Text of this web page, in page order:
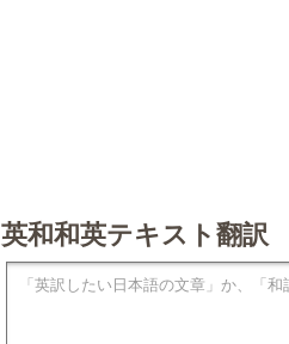
英和和英テキスト翻訳